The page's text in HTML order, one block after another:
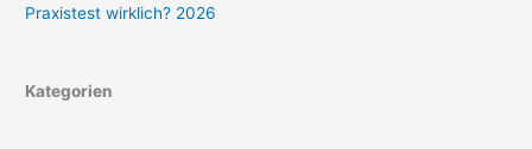
Praxistest wirklich? 2026
Kategorien